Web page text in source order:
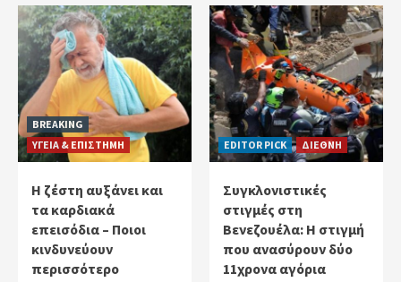
BREAKING
ΥΓΕΙΑ & ΕΠΙΣΤΗΜΗ
Η ζέστη αυξάνει και
τα καρδιακά
επεισόδια – Ποιοι
κινδυνεύουν
περισσότερο
EDITOR PICK ΔΙΕΘΝΗ
Συγκλονιστικές
στιγμές στη
Βενεζουέλα: Η στιγμή
που ανασύρουν δύο
11χρονα αγόρια